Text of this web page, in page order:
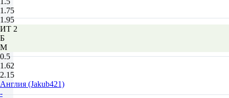
1.75
1.95
ИТ 2
Б
М
0.5
1.62
2.15
Англия (Jakub421)
-